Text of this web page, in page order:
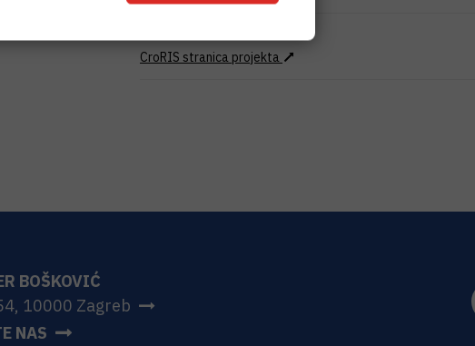
CroRIS stranica projekta
BOŠKOVIĆ
10000 Zagreb
NAS